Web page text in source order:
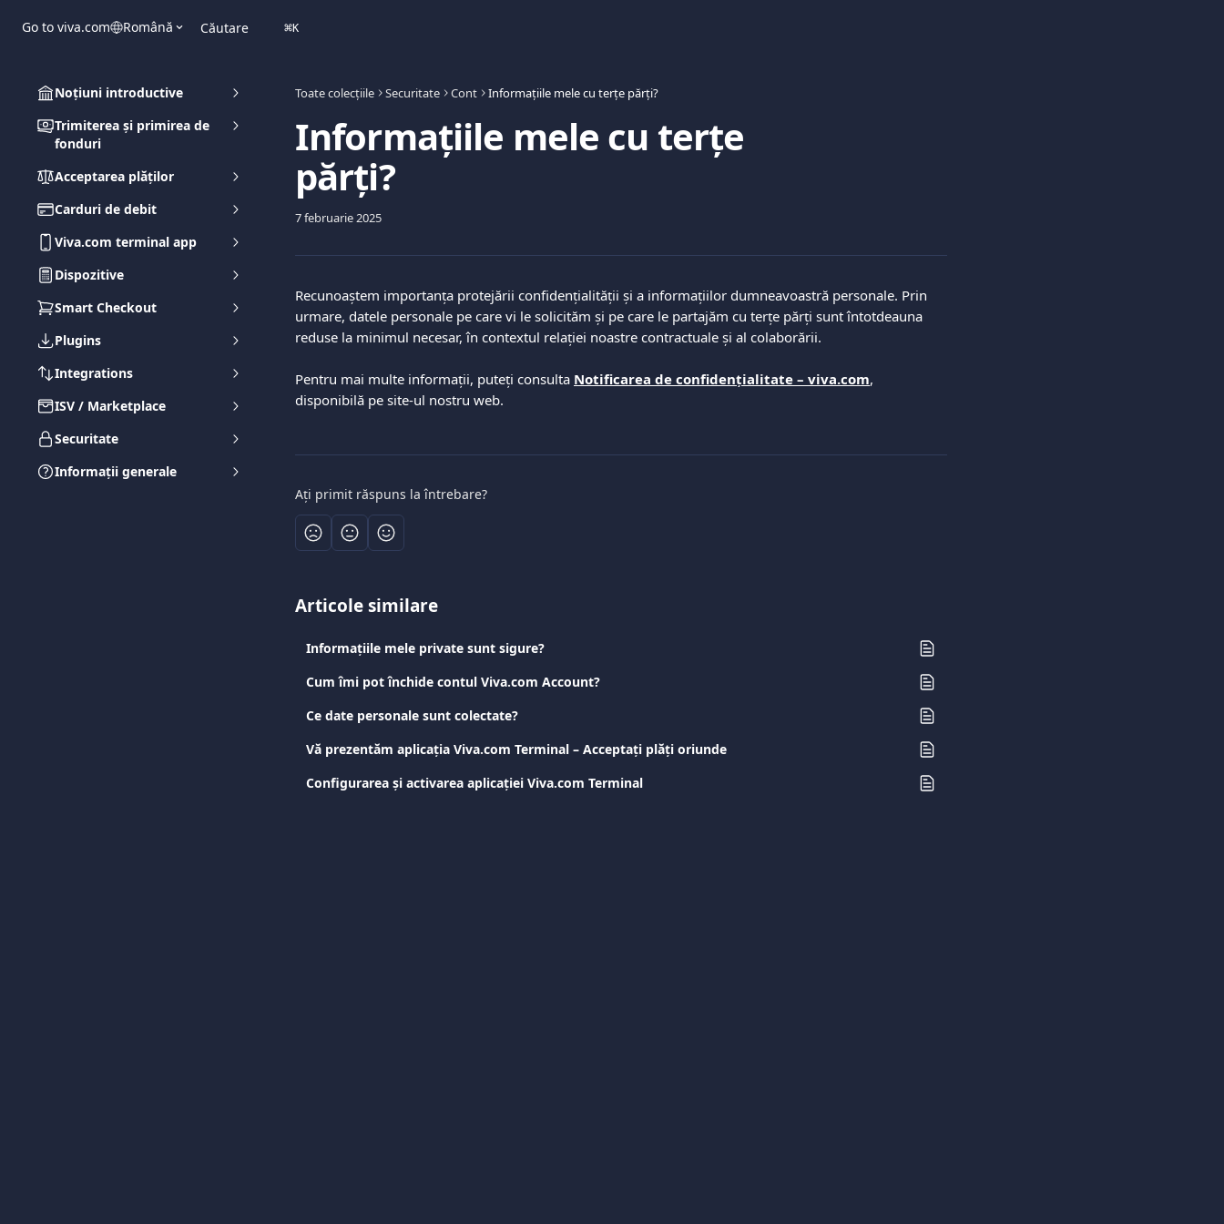
Go to viva.com Română Căutare ⌘K
Noțiuni introductive
Trimiterea și primirea de
fonduri
Acceptarea plăților
Carduri de debit
Viva.com terminal app
Dispozitive
Smart Checkout
Plugins
Integrations
ISV / Marketplace
Securitate
Informații generale
Toate colecțiile Securitate Cont Informațiile mele cu terțe părți?
Informațiile mele cu terțe
părți?
7 februarie 2025
Recunoaștem importanța protejării confidențialității și a informațiilor dumneavoastră personale. Prin
urmare, datele personale pe care vi le solicităm și pe care le partajăm cu terțe părți sunt întotdeauna
reduse la minimul necesar, în contextul relației noastre contractuale și al colaborării.
Pentru mai multe informații, puteți consulta Notificarea de confidențialitate – viva.com,
disponibilă pe site-ul nostru web.
Ați primit răspuns la întrebare?
Articole similare
Informațiile mele private sunt sigure?
Cum îmi pot închide contul Viva.com Account?
Ce date personale sunt colectate?
Vă prezentăm aplicația Viva.com Terminal – Acceptați plăți oriunde
Configurarea și activarea aplicației Viva.com Terminal